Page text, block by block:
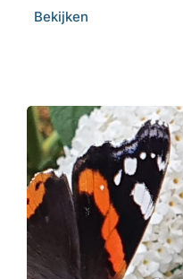
Bekijken